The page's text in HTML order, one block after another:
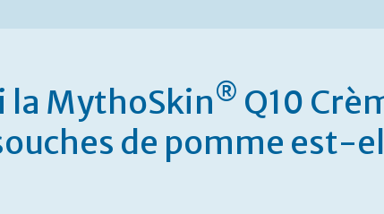
la MythoSkin® Q10
de pomme est-